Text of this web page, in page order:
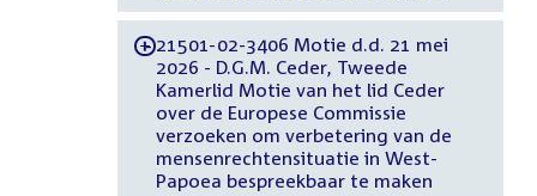
-21501-02-3406 Motie d.d. 21 mei
2026 - D.G.M. Ceder, Tweede
Kamerlid Motie van het lid Ceder
over de Europese Commissie
verzoeken om verbetering van de
mensenrechtensituatie in West-
Papoea bespreekbaar te maken